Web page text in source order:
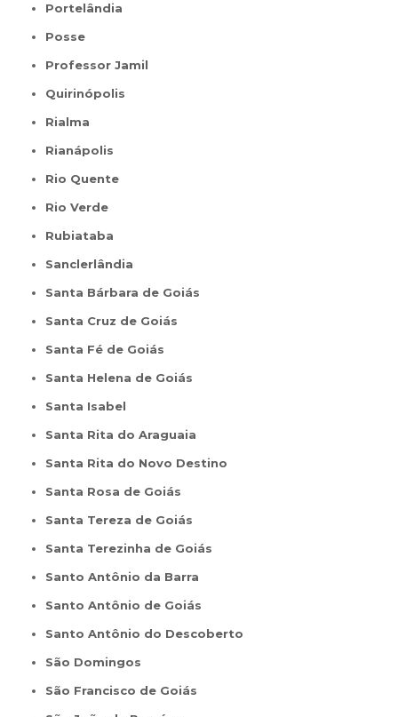
Portelândia
Posse
Professor Jamil
Quirinópolis
Rialma
Rianápolis
Rio Quente
Rio Verde
Rubiataba
Sanclerlândia
Santa Bárbara de Goiás
Santa Cruz de Goiás
Santa Fé de Goiás
Santa Helena de Goiás
Santa Isabel
Santa Rita do Araguaia
Santa Rita do Novo Destino
Santa Rosa de Goiás
Santa Tereza de Goiás
Santa Terezinha de Goiás
Santo Antônio da Barra
Santo Antônio de Goiás
Santo Antônio do Descoberto
São Domingos
São Francisco de Goiás